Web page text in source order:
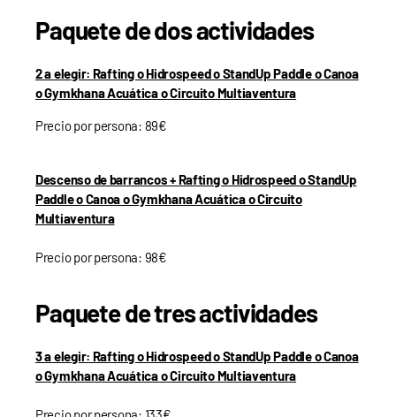
Paquete de dos actividades
2 a elegir: Rafting o Hidrospeed o StandUp Paddle o Canoa
o Gymkhana Acuática o Circuito Multiaventura
Precio por persona: 89€
Descenso de barrancos + Rafting o Hidrospeed o StandUp
Paddle o Canoa o Gymkhana Acuática o Circuito
Multiaventura
Precio por persona: 98€
Paquete de tres actividades
3 a elegir: Rafting o Hidrospeed o StandUp Paddle o Canoa
o Gymkhana Acuática o Circuito Multiaventura